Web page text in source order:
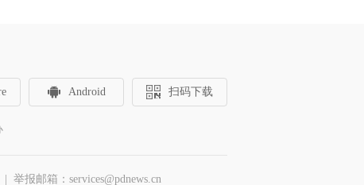
Android 扫码下载
报邮箱：services@pdnews.cn